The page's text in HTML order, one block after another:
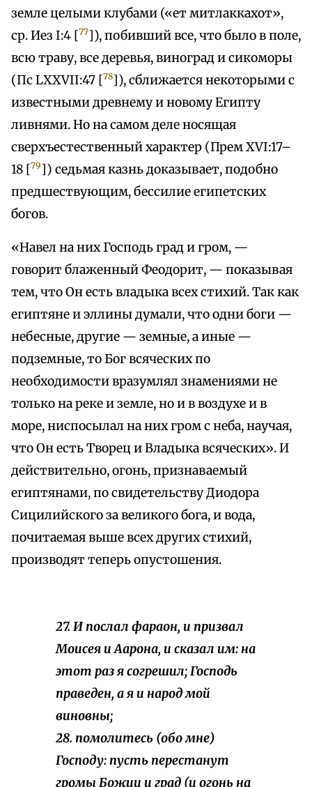
земле целыми клубами («ет митлаккахот»,
ср. Иез I:4 [77]), побивший все, что было в поле,
всю траву, все деревья, виноград и сикоморы
(Пс LXXVII:47 [78]), сближается некоторыми с
известными древнему и новому Египту
ливнями. Но на самом деле носящая
сверхъестественный характер (Прем XVI:17–
18 [79 ]) седьмая казнь доказывает, подобно
предшествующим, бессилие египетских
богов.
«Навел на них Господь град и гром, —
говорит блаженный Феодорит, — показывая
тем, что Он есть владыка всех стихий. Так как
египтяне и эллины думали, что одни боги —
небесные, другие — земные, а иные —
подземные, то Бог всяческих по
необходимости вразумлял знамениями не
только на реке и земле, но и в воздухе и в
море, ниспосылал на них гром с неба, научая,
что Он есть Творец и Владыка всяческих». И
действительно, огонь, признаваемый
египтянами, по свидетельству Диодора
Сицилийского за великого бога, и вода,
почитаемая выше всех других стихий,
производят теперь опустошения.
27. И послал фараон, и призвал
Моисея и Аарона, и сказал им: на
этот раз я согрешил; Господь
праведен, а я и народ мой
виновны;
28. помолитесь (обо мне)
Господу: пусть перестанут
громы Божии и град (и огонь на